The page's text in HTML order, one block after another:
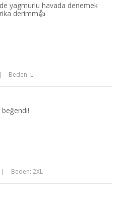
yagmurlu havada denemek
derimm👍
| Beden: L
| Beden: 2XL